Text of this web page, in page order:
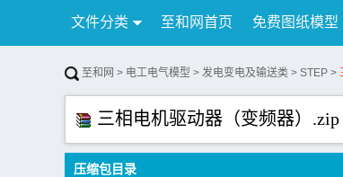
文件分类 至和网首页 免费图纸模型
行业资讯 公告 联系我们
至和网 > 电工电气模型 > 发电变电及输送类 > STEP >
三相电机驱动器（变频器）.zip
压缩包目录